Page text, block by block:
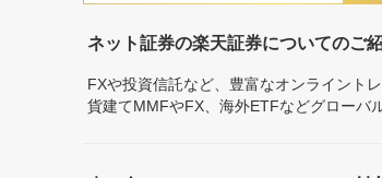
ネット証券の楽天証券についてのご
FXや投資信託など、豊富なオンライント
貨建てMMFやFX、海外ETFなどグローバ